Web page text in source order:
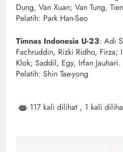
Dung, Van Xuan; Van Tung,
Pelatih: Park Han-Seo
Timnas Indonesia U-23: Adi
Fachruddin, Rizki Ridho, Firza;
Klok; Saddil, Egy, Irfan Jauhari.
Pelatih: Shin Tae-yong
117 kali dilihat , 1 kali